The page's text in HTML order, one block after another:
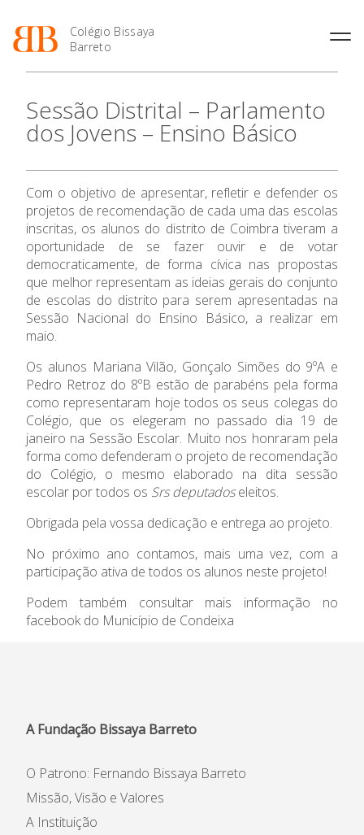
Colégio Bissaya
Barreto
O Colégio
Projeto Educativo
Organização
Colaboradores Não
Docentes
Instalações
Ofertas de emprego
Regulamentos
Jornal “O Coreto”
Privacidade
Oferta Formativa
Enriquecimento Curricular
Oferta Curricular
Sala de Estudo
Atividades de Interrupção
Letiva
Academia de Línguas
Ensino Profissional
Profissionais
Matrículas
Termalismo
Curso de Técnico/a de Apoio
à Família e à Comunidade
Ofertas de Emprego
Ano Letivo
2027
Calendários
de Educação
SIGE
Secretariado de Exames
Admissão
Informações
APEE
Notícias
Sessão Distrital – Parlamento
dos Jovens – Ensino Básico
Com o objetivo de apresentar, refletir e defender os
projetos de recomendação de cada uma das escolas
inscritas, os alunos do distrito de Coimbra tiveram a
oportunidade de se fazer ouvir e de votar
democraticamente, de forma cívica nas propostas
que melhor representam as ideias gerais do conjunto
de escolas do distrito para serem apresentadas na
Sessão Nacional do Ensino Básico, a realizar em
maio.
Os alunos Mariana Vilão, Gonçalo Simões do 9ºA e
Pedro Retroz do 8ºB estão de parabéns pela forma
como representaram hoje todos os seus colegas do
Colégio, que os elegeram no passado dia 19 de
janeiro na Sessão Escolar. Muito nos honraram pela
forma como defenderam o projeto de recomendação
do Colégio, o mesmo elaborado na dita sessão
escolar por todos os Srs deputadoseleitos.
Obrigada pela vossa dedicação e entrega ao projeto.
No próximo ano contamos, mais uma vez, com a
participação ativa de todos os alunos neste projeto!
Podem também consultar mais informação no
facebookdo Município de Condeixa
A Fundação Bissaya Barreto
O Patrono: Fernando Bissaya Barreto
Missão, Visão e Valores
A Instituição